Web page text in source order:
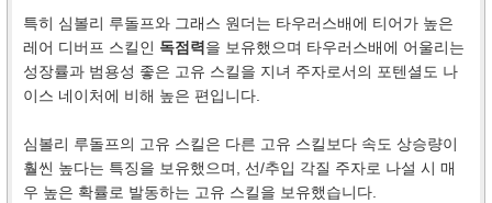
특히 심볼리 루돌프와 그래스 원더는 타우러스배에 티어가 높은
레어 디버프 스킬인 독점력 을 보유했으며 타우러스배에 어울리는
성장률과 범용성 좋은 고유 스킬을 지녀 주자로서의 포텐셜도 나
이스 네이처에 비해 높은 편입니다.
심볼리 루돌프의 고유 스킬은 다른 고유 스킬보다 속도 상승량이
훨씬 높다는 특징을 보유했으며, 선/추입 각질 주자로 나설 시 매
우 높은 확률로 발동하는 고유 스킬을 보유했습니다.